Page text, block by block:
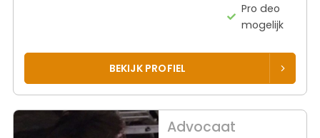
Pro deo
mogelijk
BEKIJK PROFIEL
Advocaat